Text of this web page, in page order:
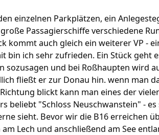
einzelnen Parkplätzen, ein
Passagierschiffe verschiedene
kommt auch gleich ein weiterer VP -
bin ich sehr zufrieden. Ein Stück geht
sozusagen und bei Roßhaupten wird
fließt er zur Donau hin. wenn man
blickt kann man eines der
beliebt "Schloss Neuschwanstein" -
sieht. Bevor wir die B16 erreichen
Lech und anschließend am See